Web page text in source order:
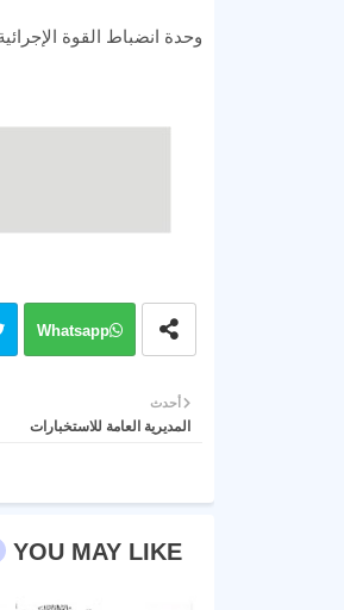
وحدة انضباط القوة
Whatsapp
أحدث
المديرية العامة للاستخبارات
YOU MAY LIKE